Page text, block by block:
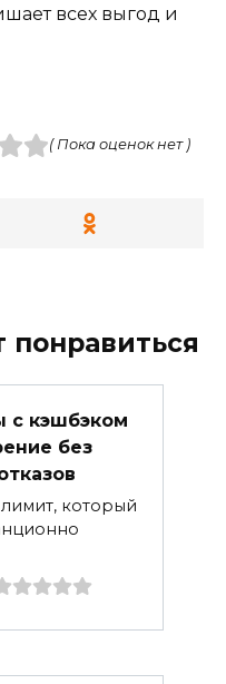
всех выгод и
( Пока оценок нет )
с кэшбэком
без
который